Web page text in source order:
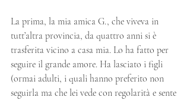
La prima, la mia amica G., che viveva in
tutt’altra provincia, da quattro anni si è
trasferita vicino a casa mia. Lo ha fatto per
seguire il grande amore. Ha lasciato i figli
(ormai adulti, i quali hanno preferito non
seguirla ma che lei vede con regolarità e sente